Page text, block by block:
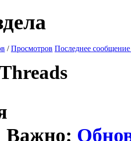
/Просмотров Последнее сообщение
Важно: